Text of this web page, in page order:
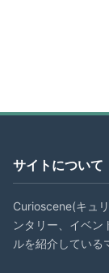
サイトについて
Curioscene(キュ
ンタリー、イベン
ルを紹介している